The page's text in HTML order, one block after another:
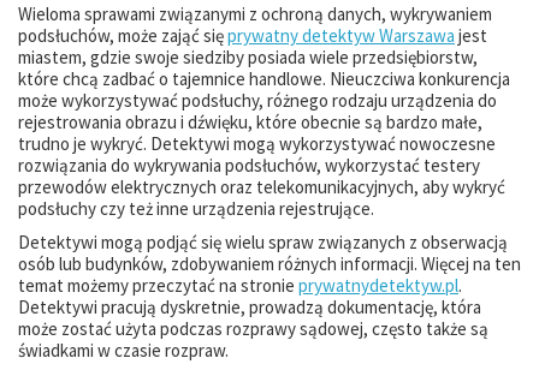
Wieloma sprawami związanymi z ochroną danych, wykrywaniem
podsłuchów, może zająć sięprywatny detektyw Warszawa jest
miastem, gdzie swoje siedziby posiada wiele przedsiębiorstw,
które chcą zadbać o tajemnice handlowe. Nieuczciwa konkurencja
może wykorzystywać podsłuchy, różnego rodzaju urządzenia do
rejestrowania obrazu i dźwięku, które obecnie są bardzo małe,
trudno je wykryć. Detektywi mogą wykorzystywać nowoczesne
rozwiązania do wykrywania podsłuchów, wykorzystać testery
przewodów elektrycznych oraz telekomunikacyjnych, aby wykryć
podsłuchy czy też inne urządzenia rejestrujące.
Detektywi mogą podjąć się wielu spraw związanych z obserwacją
osób lub budynków, zdobywaniem różnych informacji. Więcej na ten
temat możemy przeczytać na stronie prywatnydetektyw.pl.
Detektywi pracują dyskretnie, prowadzą dokumentację, która
może zostać użyta podczas rozprawy sądowej, często także są
świadkami w czasie rozpraw.